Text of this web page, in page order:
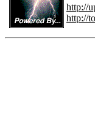
http://
http://